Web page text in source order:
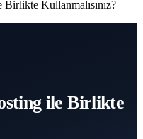
Kullanmalısınız?
ile Birlikte